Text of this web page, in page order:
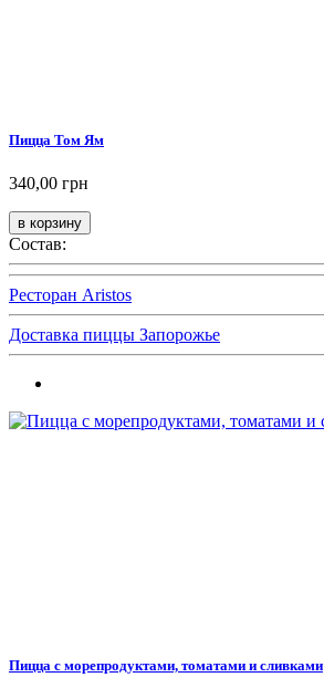
Пицца Том Ям
340,00 грн
Состав:
Ресторан Aristos
Доставка пиццы Запорожье
Пицца с морепродуктами, томатами и сливками